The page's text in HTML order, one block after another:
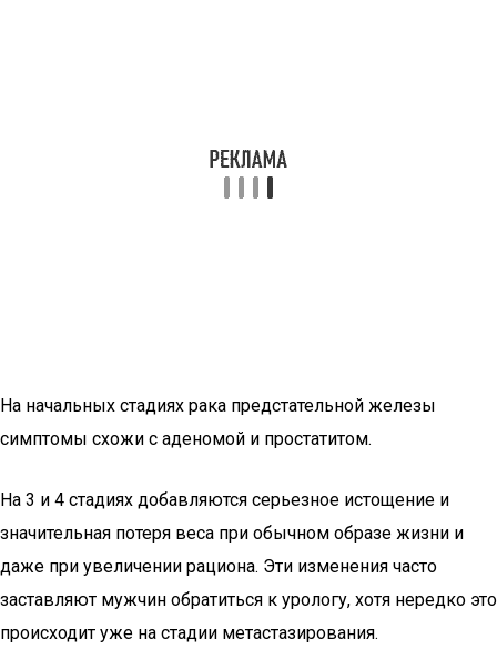
На начальных стадиях рака предстательной железы
симптомы схожи с аденомой и простатитом.
На 3 и 4 стадиях добавляются серьезное истощение и
значительная потеря веса при обычном образе жизни и
даже при увеличении рациона. Эти изменения часто
заставляют мужчин обратиться к урологу, хотя нередко это
происходит уже на стадии метастазирования.